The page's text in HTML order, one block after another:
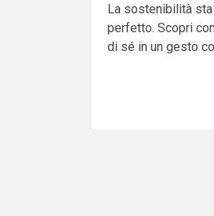
La sostenibilità
perfetto. Scopri
di sé in un gesto